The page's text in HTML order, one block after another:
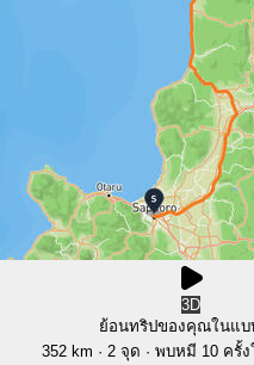
3D
ย้อนทริปของคุณในแบ
352 km · 2 จุด · พบหมี 10 ครั้